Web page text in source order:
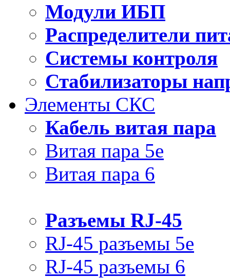
Модули ИБП
Распределители
Системы контроля
Стабилизаторы
Элементы СКС
Кабель витая пара
Витая пара 5e
Витая пара 6
Разъемы RJ-45
RJ-45 разъемы 5e
RJ-45 разъемы 6